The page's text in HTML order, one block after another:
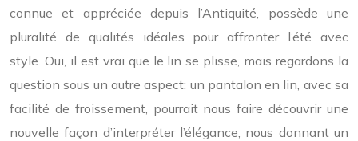
connue et appréciée depuis l’Antiquité, possède une
pluralité de qualités idéales pour affronter l’été avec
style. Oui, il est vrai que le lin se plisse, mais regardons la
question sous un autre aspect: un pantalon en lin, avec sa
facilité de froissement, pourrait nous faire découvrir une
nouvelle façon d’interpréter l’élégance, nous donnant un